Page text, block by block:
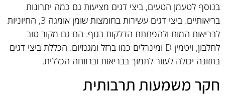
בנוסף לטעמן הטעים, ביצי דגים מציעות גם כמה יתרונות
בריאותיים. ביצי דגים עשירות בחומצות שומן אומגה 3, החיוניות
לבריאות המוח ולהפחתת הדלקות בגוף. הם גם מקור טוב
לחלבון, ויטמין D ומינרלים כמו ברזל ומגנזיום. הכללת ביצי דגים
בתזונה יכולה לעזור לתמוך בבריאות וברווחה הכללית.
חקר משמעות תרבותית